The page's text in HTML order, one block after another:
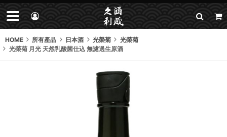
HOME 所有產品 日本酒 光榮菊
光榮菊
光榮菊 月光 天然乳酸菌仕込 無濾過生原酒